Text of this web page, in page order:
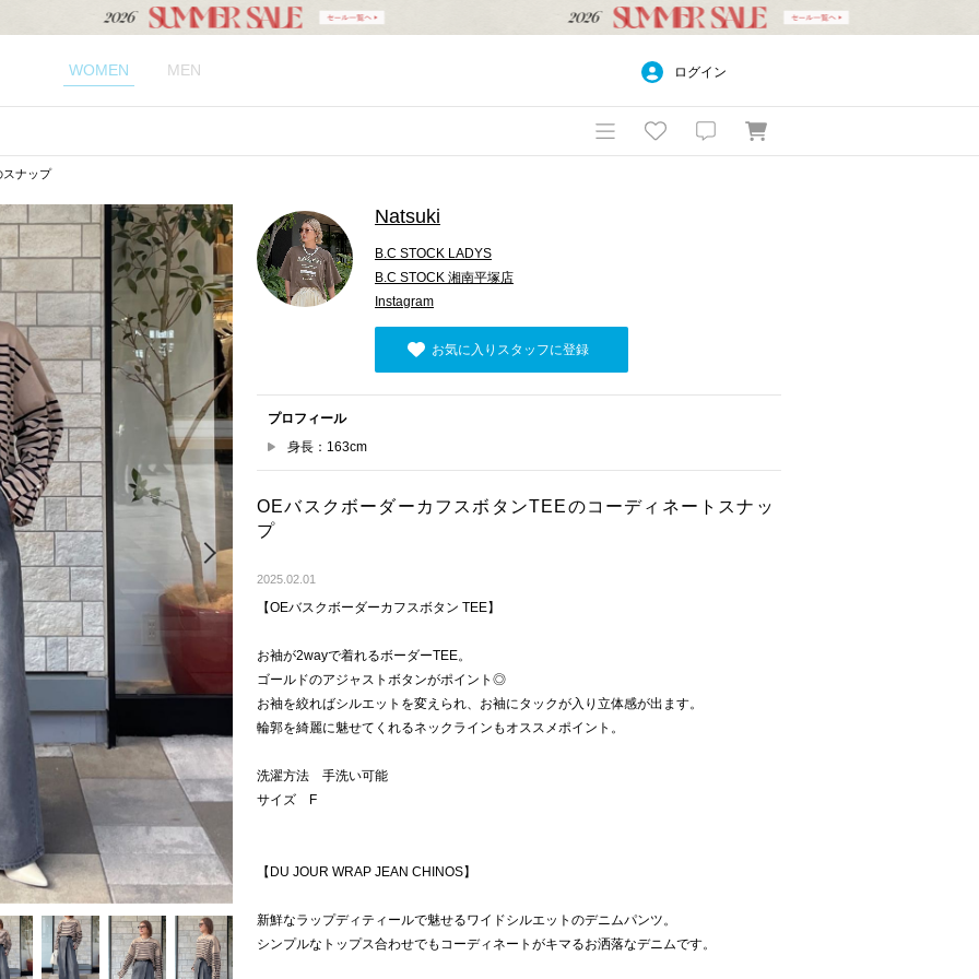
WOMEN MEN ログイン
スナップ
Natsuki
B.C STOCK LADYS
B.C STOCK 湘南平塚店
Instagram
お気に入りスタッフに登録
プロフィール
身長：163cm
OEバスクボーダーカフスボタンTEEのコーディネートスナッ
プ
2025.02.01
【OEバスクボーダーカフスボタン TEE】
お袖が2wayで着れるボーダーTEE。
ゴールドのアジャストボタンがポイント◎
お袖を絞ればシルエットを変えられ、お袖にタックが入り立体感が出ます。
輪郭を綺麗に魅せてくれるネックラインもオススメポイント。
洗濯方法 手洗い可能
サイズ F
【DU JOUR WRAP JEAN CHINOS】
新鮮なラップディティールで魅せるワイドシルエットのデニムパンツ。
シンプルなトップス合わせでもコーディネートがキマるお洒落なデニムです。